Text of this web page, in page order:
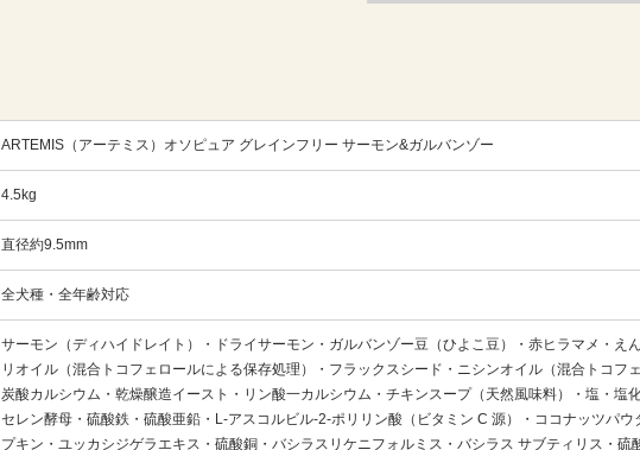
ARTEMIS（アーテミス）オソピュア グレインフリー サーモン&ガルバンゾー
4.5kg
直径約9.5mm
全犬種・全年齢対応
サーモン（ディハイドレイト）・ドライサーモン・ガルバンゾー豆（ひよこ豆）・赤ヒラマメ・え
リオイル（混合トコフェロールによる保存処理）・フラックスシード・ニシンオイル（混合トコフ
炭酸カルシウム・乾燥醸造イースト・リン酸一カルシウム・チキンスープ（天然風味料）・塩・塩
セレン酵母・硫酸鉄・硫酸亜鉛・L-アスコルビル-2-ポリリン酸（ビタミン C 源）・ココナッツパ
プキン・ユッカシジゲラエキス・硫酸銅・バシラスリケニフォルミス・バシラス サブティリス・硫